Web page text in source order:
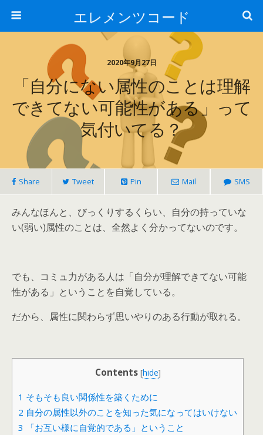
エレメンツコード
2020年9月27日
「自分にない属性のことは理解
できてない可能性がある」って
気付いてる？
Share Tweet Pin Mail SMS
みんなほんと、びっくりするくらい、自分の持っていな
い(弱い)属性のことは、全然よく分かってないのです。
でも、コミュ力がある人は「自分が理解できてない可能
性がある」ということを自覚している。
だから、属性に関わらず思いやりのある行動が取れる。
Contents [hide]
1 そもそも良い関係性を築くために
2 自分の属性以外のことを知った気になってはいけない
3 「お互い様に自覚的である」ということ